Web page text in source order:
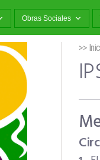
Obras Sociales
>>